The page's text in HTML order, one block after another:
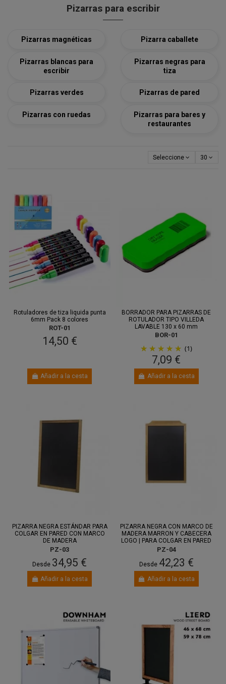
Pizarras para escribir
Pizarras magnéticas Pizarra caballete
Pizarras blancas para
escribir
Pizarras negras para
tiza
Pizarras verdes Pizarras de pared
Pizarras con ruedas
Pizarras para bares y
restaurantes
Seleccione 30
Rotuladores de tiza liquida punta
6mm Pack 8 colores
ROT-01
14,50 €
Añadir a la cesta
BORRADOR PARA PIZARRAS DE
ROTULADOR TIPO VILLEDA
LAVABLE 130 x 60 mm
BOR-01
(1)
7,09 €
Añadir a la cesta
PIZARRA NEGRA ESTÁNDAR PARA
COLGAR EN PARED CON MARCO
DE MADERA
PZ-03
Desde 34,95 €
Añadir a la cesta
PIZARRA NEGRA CON MARCO DE
MADERA MARRON Y CABECERA
LOGO | PARA COLGAR EN PARED
PZ-04
Desde 42,23 €
Añadir a la cesta